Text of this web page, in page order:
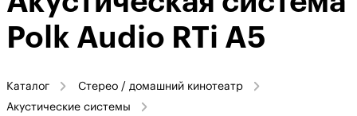
Polk Audio RTi A5
Каталог
Стерео / домашний кинотеатр
Акустические системы